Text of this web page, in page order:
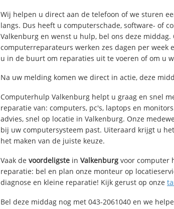
Wij helpen u direct aan de telefoon of we sturen
langs. Dus heeft u computerschade, software- of
Valkenburg en wenst u hulp, bel ons deze middag.
computerreparateurs werken zes dagen per week
u in de buurt om reparaties uit te voeren of om u
Na uw melding komen we direct in actie, deze
Computerhulp Valkenburg helpt u graag en snel
reparatie van: computers, pc's, laptops en
advies, snel op locatie in Valkenburg. Onze
bij uw computersysteem past. Uiteraard krijgt u
het maken van de juiste keuze.
Vaak de voordeligste in Valkenburg voor computer
reparatie: bel en plan onze monteur op
diagnose en kleine reparatie! Kijk gerust op onze
Bel deze middag nog met 043-2061040 en we